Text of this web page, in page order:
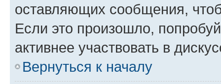
оставляющих сообщения,
Если это произошло,
активнее участвовать в
Вернуться к началу